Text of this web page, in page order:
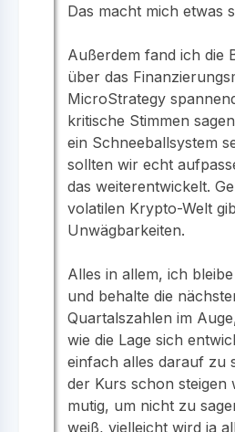
Das macht mich etwas
Außerdem fand ich die
über das
MicroStrategy
kritische Stimmen
ein Schneeballsystem
sollten wir echt
das weiterentwickelt.
volatilen Krypto-Welt
Unwägbarkeiten.
Alles in allem, ich
und behalte die
Quartalszahlen im
wie die Lage sich
einfach alles darauf zu
der Kurs schon steigen
mutig, um nicht zu
weiß, vielleicht wird ja